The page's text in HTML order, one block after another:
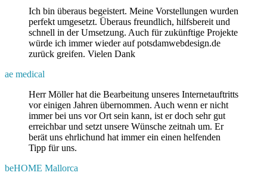
Ich bin überaus begeistert. Meine Vorstellungen wurden
perfekt umgesetzt. Überaus freundlich, hilfsbereit und
schnell in der Umsetzung. Auch für zukünftige Projekte
würde ich immer wieder auf potsdamwebdesign.de
zurück greifen. Vielen Dank
ae medical
Herr Möller hat die Bearbeitung unseres Internetauftritts
vor einigen Jahren übernommen. Auch wenn er nicht
immer bei uns vor Ort sein kann, ist er doch sehr gut
erreichbar und setzt unsere Wünsche zeitnah um. Er
berät uns ehrlichund hat immer ein einen helfenden
Tipp für uns.
beHOME Mallorca